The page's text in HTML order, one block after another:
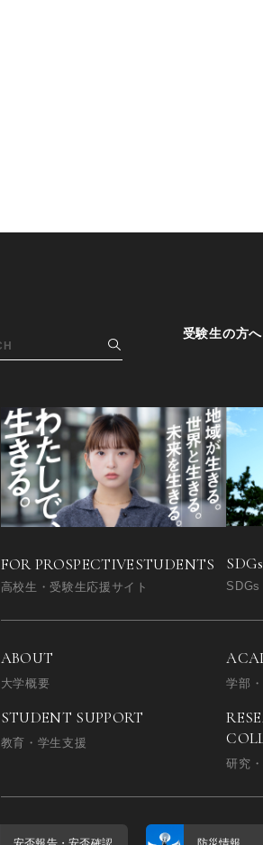
受験生の方へ
FOR PROSPECTIVESTUDENTS
高校生・受験生応援サイト
SDGs
SDGs
ABOUT
大学概要 学部
STUDENT SUPPORT
教育・学生支援
研究